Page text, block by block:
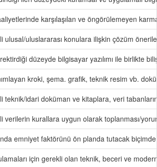
karşılaşılan ve öngörülemeyen
ulusal/uluslararası konulara ilişkin çözüm
düzeyde bilgisayar yazılımı ile birlikte
kroki, şema. grafik, teknik resim vb.
teknik/idari doküman ve kitaplara, veri
verilerin kurallara uygun olarak toplanması/
emniyet faktörünü ön planda tutacak
için gerekli olan teknik, beceri ve modern